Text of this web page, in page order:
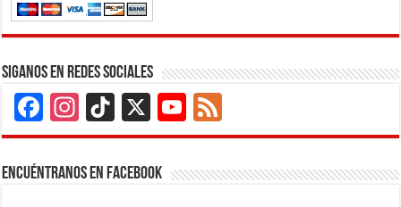
Siganos en Redes Sociales
Facebook
Instagram
TikTok
X
YouTube
Channel
Encuéntranos en Facebook